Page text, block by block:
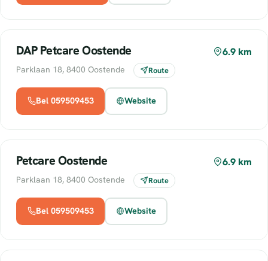
DAP Petcare Oostende 6.9 km
Parklaan 18, 8400 Oostende Route
Bel 059509453 Website
Petcare Oostende 6.9 km
Parklaan 18, 8400 Oostende Route
Bel 059509453 Website